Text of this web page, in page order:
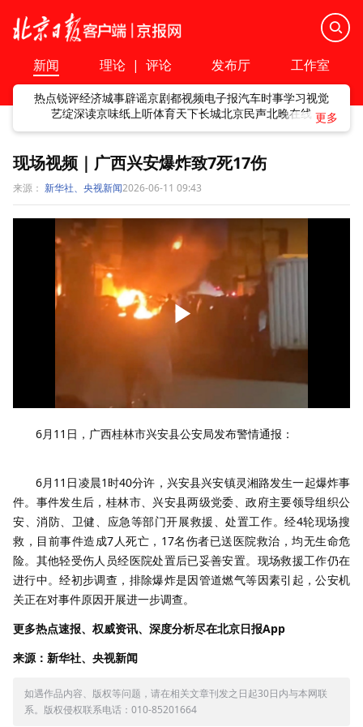
新闻 理论 | 评论 发布厅 工作室
热点锐评经济城事辟谣京剧都视频电子报汽车时事学习视觉
艺绽深读京味纸上听体育天下长城北京民声北晚在线
现场视频｜广西兴安爆炸致7死17伤
来源： 新华社、央视新闻2026-06-11 09:43
6月11日，广西桂林市兴安县公安局发布警情通报：
6月11日凌晨1时40分许，兴安县兴安镇灵湘路发生一起爆炸事
件。事件发生后，桂林市、兴安县两级党委、政府主要领导组织公
安、消防、卫健、应急等部门开展救援、处置工作。经4轮现场搜
救，目前事件造成7人死亡，17名伤者已送医院救治，均无生命危
险。其他轻受伤人员经医院处置后已妥善安置。现场救援工作仍在
进行中。经初步调查，排除爆炸是因管道燃气等因素引起，公安机
关正在对事件原因开展进一步调查。
更多热点速报、权威资讯、深度分析尽在北京日报App
来源：新华社、央视新闻
如遇作品内容、版权等问题，请在相关文章刊发之日起30日内与本网联
系。版权侵权联系电话：010-85201664